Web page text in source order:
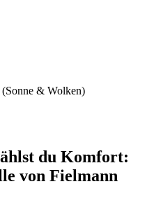
& Wolken)
du Komfort:
von Fielmann